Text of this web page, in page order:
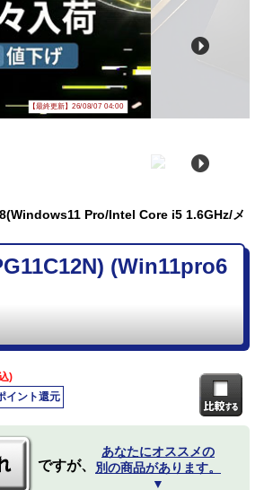
【最終更新】26/08/07 04:00
Pro/Intel Core i5 1.6GHz/メ
(Win11pro6
)
イント還元
ですが、
あなたにオススメの
別の商品があります。
▼